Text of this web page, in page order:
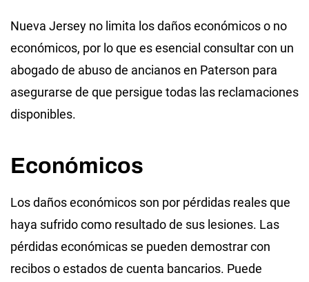
Nueva Jersey no limita los daños económicos o no
económicos, por lo que es esencial consultar con un
abogado de abuso de ancianos en Paterson para
asegurarse de que persigue todas las reclamaciones
disponibles.
Económicos
Los daños económicos son por pérdidas reales que
haya sufrido como resultado de sus lesiones. Las
pérdidas económicas se pueden demostrar con
recibos o estados de cuenta bancarios. Puede